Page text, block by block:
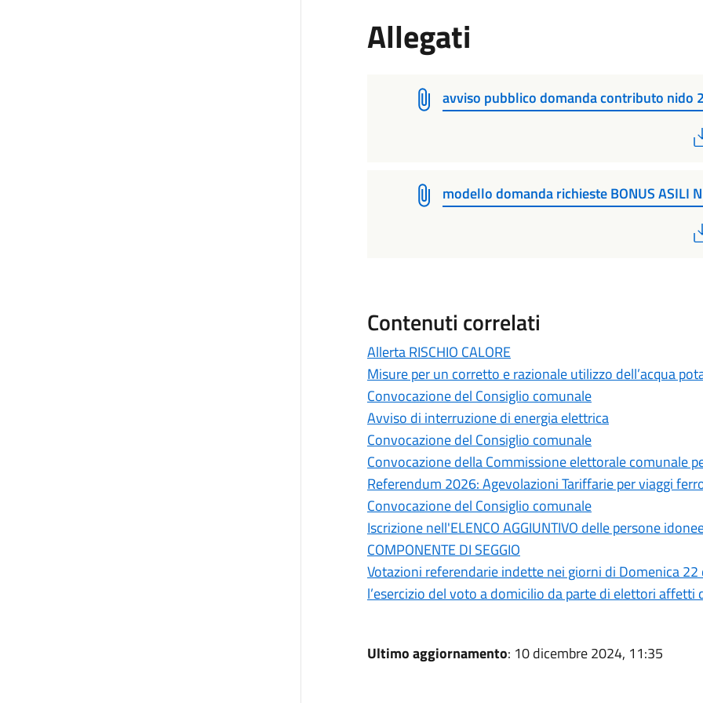
Allegati
avviso pubblico domanda contributo nido
modello domanda richieste BONUS ASILI
Contenuti correlati
Allerta RISCHIO CALORE
Misure per un corretto e razionale utilizzo dell’acqua
Convocazione del Consiglio comunale
Avviso di interruzione di energia elettrica
Convocazione del Consiglio comunale
Convocazione della Commissione elettorale comunale
Referendum 2026: Agevolazioni Tariffarie per viaggi
Convocazione del Consiglio comunale
Iscrizione nell'ELENCO AGGIUNTIVO delle persone
COMPONENTE DI SEGGIO
Votazioni referendarie indette nei giorni di Domenica
l’esercizio del voto a domicilio da parte di elettori affetti
Ultimo aggiornamento: 10 dicembre 2024, 11:35